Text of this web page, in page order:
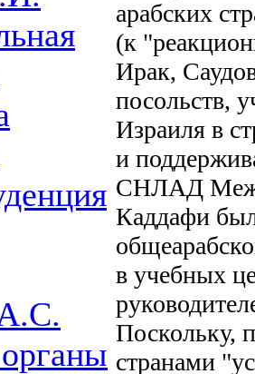
арабских
(к
Ирак,
посольств,
Израиля в
и
СНЛАД
Каддафи
в учебных
Поскольку,
странами